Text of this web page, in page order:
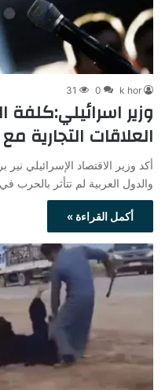
k hor
0
31
العلاقات التجارية
أكد وزير الاقتصاد الإسرائيلي نير
والدول العربية لم تتأثر
أكمل القراءة »